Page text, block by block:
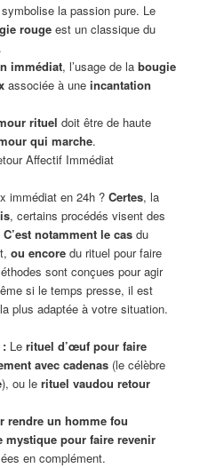
la passion pure. Le
rougeest un classique du
immédiat, l’usage de la bougie
associée à une incantation
rituel doit être de haute
qui marche.
Affectif Immédiat
immédiat en 24h ?Certes, la
, certains procédés visent des
C’est notamment le cas du
ou encore du rituel pour faire
sont conçues pour agir
si le temps presse, il est
plus adaptée à votre situation.
Le rituel d’œuf pour faire
avec cadenas(le célèbre
), ou le rituel vaudou retour
rendre un homme fou
mystique pour faire revenir
en complément.